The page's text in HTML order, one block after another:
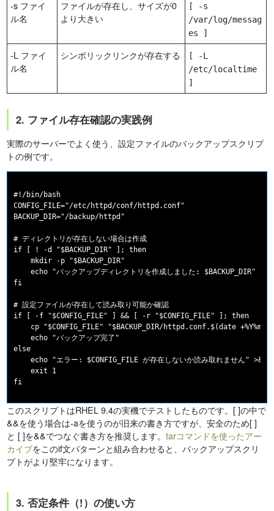
-s ファイ
ル名
ファイルが存在し、サイズが0
より大きい
[ -s
/var/log/messag
es ]
-L ファイ
ル名
シンボリックリンクが存在する
[ -L
/etc/localtime
]
2. ファイル存在確認の実践例
実際のサーバーでよく使う、設定ファイルのバックアップスクリプ
トの例です。
#!/bin/bash
CONFIG_FILE="/etc/httpd/conf/httpd.conf"
BACKUP_DIR="/backup/httpd"
# ディレクトリが存在しない場合は作成
if [ ! -d "$BACKUP_DIR" ]; then
    mkdir -p "$BACKUP_DIR"
    echo "バックアップディレクトリを作成しました: $BACKUP_DIR"
fi
# 設定ファイルが存在して読み取り可能か確認
if [ -f "$CONFIG_FILE" ] && [ -r "$CONFIG_FILE" ]; then
cp "$CONFIG_FILE" "$BACKUP_DIR/httpd.conf.$(date
    echo "バックアップ完了"
else
    echo "エラー: $CONFIG_FILE が存在しないか読み取れません" >&2
    exit 1
このスクリプトはRHEL 9.4の実機でテストしたものです。[ ]の中で
&&を使う場合は-aを使うのが旧来の書き方ですが、安全のため[ ]
と [ ]を&&でつなぐ書き方を推奨します。tarコマンドを使ったアー
カイブをこのif文パターンと組み合わせると、バックアップスクリ
プトがより堅牢になります。
3. 否定条件（!）の使い方